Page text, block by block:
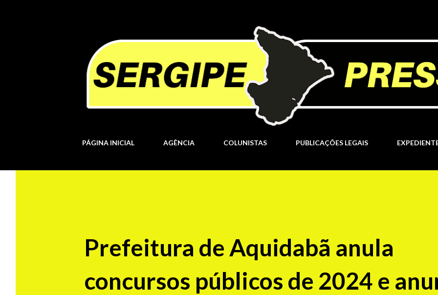
PÁGINA INICIAL AGÊNCIA COLUNISTAS PUBLICAÇÕES LEGAIS
Prefeitura de Aquidabã anula
concursos públicos de 2024 e